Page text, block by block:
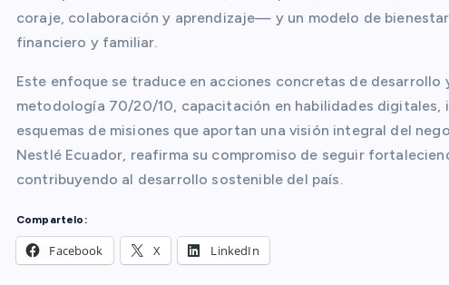
coraje, colaboración y aprendizaje— y un modelo de
financiero y familiar.
Este enfoque se traduce en acciones concretas de
metodología 70/20/10, capacitación en habilidades
esquemas de misiones que aportan una visión integral del
Nestlé Ecuador, reafirma su compromiso de seguir
contribuyendo al desarrollo sostenible del país.
Compartelo:
Facebook X LinkedIn